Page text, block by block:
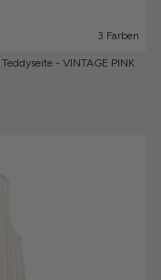
3 Farben
- VINTAGE PINK